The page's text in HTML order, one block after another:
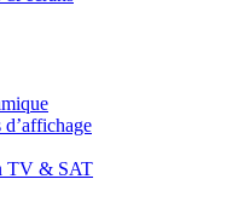
TV & SAT